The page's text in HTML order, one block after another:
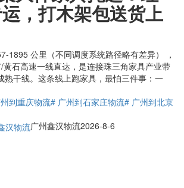
，打木架包送货上
1895 公里（不同调度系统路径略有差异） ，
黄石高速一线直达，是连接珠三角家具产业带
熟干线。这条线上跑家具，最怕三件事：一
到重庆物流# 广州到石家庄物流# 广州到北京
广州鑫汉物流2026-8-6